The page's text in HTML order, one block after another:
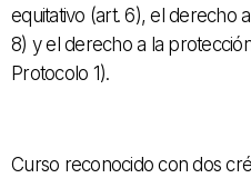
equitativo (art. 6), el derecho
8) y el derecho a la
Protocolo 1).
Curso reconocido con dos